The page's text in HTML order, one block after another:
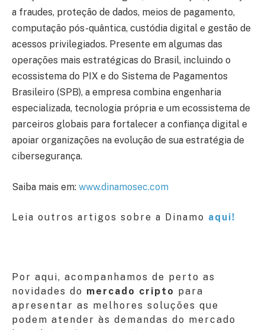
a fraudes, proteção de dados, meios de pagamento,
computação pós-quântica, custódia digital e gestão de
acessos privilegiados. Presente em algumas das
operações mais estratégicas do Brasil, incluindo o
ecossistema do PIX e do Sistema de Pagamentos
Brasileiro (SPB), a empresa combina engenharia
especializada, tecnologia própria e um ecossistema de
parceiros globais para fortalecer a confiança digital e
apoiar organizações na evolução de sua estratégia de
cibersegurança.
Saiba mais em: www.dinamosec.com
Leia outros artigos sobre a Dinamo aqui!
Por aqui, acompanhamos de perto as
novidades do mercado cripto para
apresentar as melhores soluções que
podem atender às demandas do mercado